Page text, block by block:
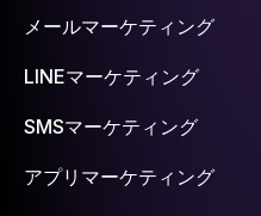
メールマーケティング
LINEマーケティング
SMSマーケティング
アプリマーケティング